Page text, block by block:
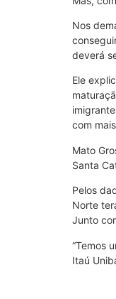
Nos
deverá
Ele
com
Mato
Santa
Pelos
Norte
Junto
“Temos
Itaú